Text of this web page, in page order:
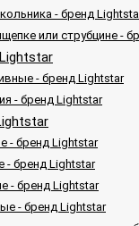
- бренд
или струбцине -
- бренд Lightstar
- бренд Lightstar
- бренд Lightstar
- бренд Lightstar
- бренд Lightstar
- бренд Lightstar